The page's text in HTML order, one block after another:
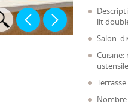
lit
Salon:
Nombre